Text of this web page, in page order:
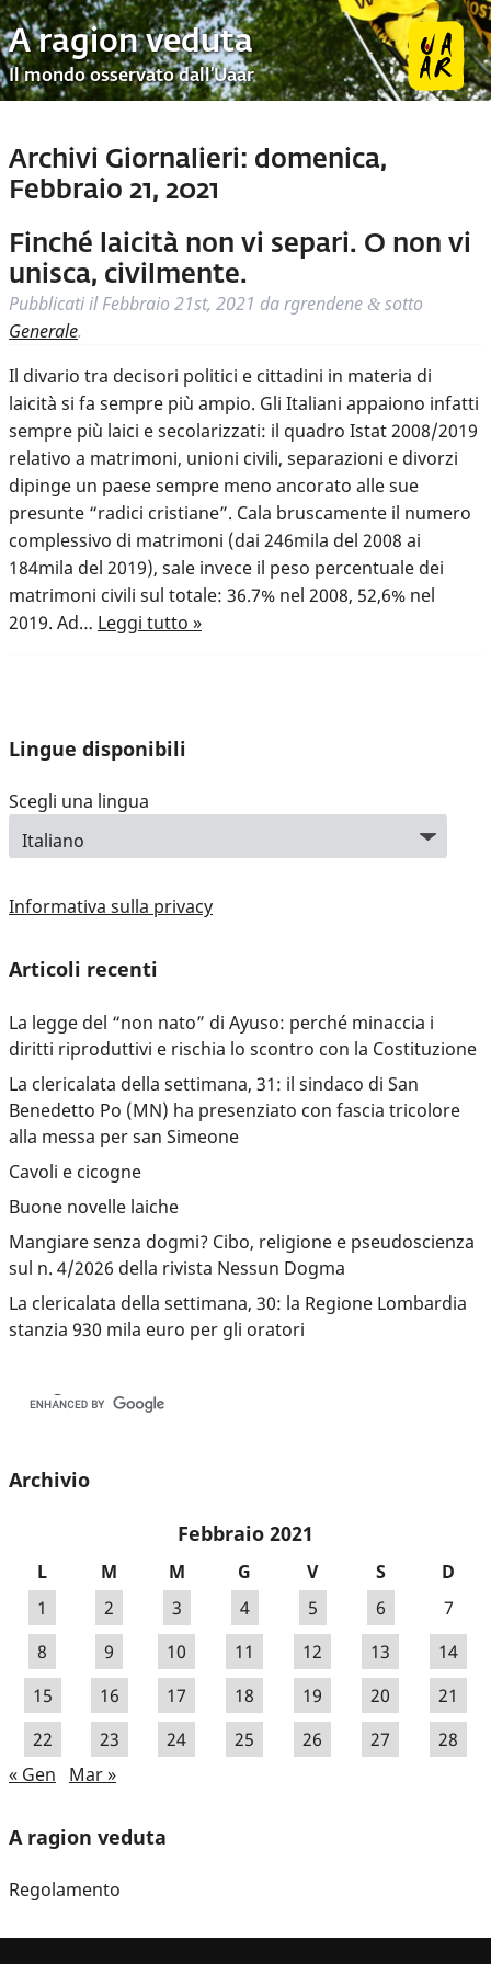
A ragion veduta
Il mondo osservato dall’Uaar
Archivi Giornalieri: domenica,
Febbraio 21, 2021
Finché laicità non vi separi. O non vi
unisca, civilmente.
Pubblicati ilFebbraio 21st, 2021 dargrendene & sotto
Generale.
Il divario tra decisori politici e cittadini in materia di
laicità si fa sempre più ampio. Gli Italiani appaiono infatti
sempre più laici e secolarizzati: il quadro Istat 2008/2019
relativo a matrimoni, unioni civili, separazioni e divorzi
dipinge un paese sempre meno ancorato alle sue
presunte “radici cristiane”. Cala bruscamente il numero
complessivo di matrimoni (dai 246mila del 2008 ai
184mila del 2019), sale invece il peso percentuale dei
matrimoni civili sul totale: 36.7% nel 2008, 52,6% nel
2019. Ad… Leggi tutto »
Lingue disponibili
Scegli una lingua
Informativa sulla privacy
Articoli recenti
La legge del “non nato” di Ayuso: perché minaccia i
diritti riproduttivi e rischia lo scontro con la Costituzione
La clericalata della settimana, 31: il sindaco di San
Benedetto Po (MN) ha presenziato con fascia tricolore
alla messa per san Simeone
Cavoli e cicogne
Buone novelle laiche
Mangiare senza dogmi? Cibo, religione e pseudoscienza
sul n. 4/2026 della rivista Nessun Dogma
La clericalata della settimana, 30: la Regione Lombardia
stanzia 930 mila euro per gli oratori
Archivio
Febbraio 2021
L M M G V S
D
1
2 3 4 5 6
7
8
9 10 11 12 13
14
15
16 17 18 19 20
21
22
23 24 25 26 27
28
« Gen
Mar »
A ragion veduta
Regolamento